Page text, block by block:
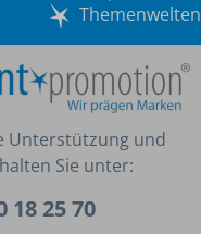
Themenwelten
Unterstützung und
Sie unter:
18 25 70